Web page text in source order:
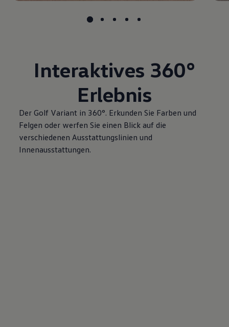
Interaktives 360°
Erlebnis
Der Golf Variant in 360°. Erkunden Sie Farben und
Felgen oder werfen Sie einen Blick auf die
verschiedenen Ausstattungslinien und
Innenausstattungen.